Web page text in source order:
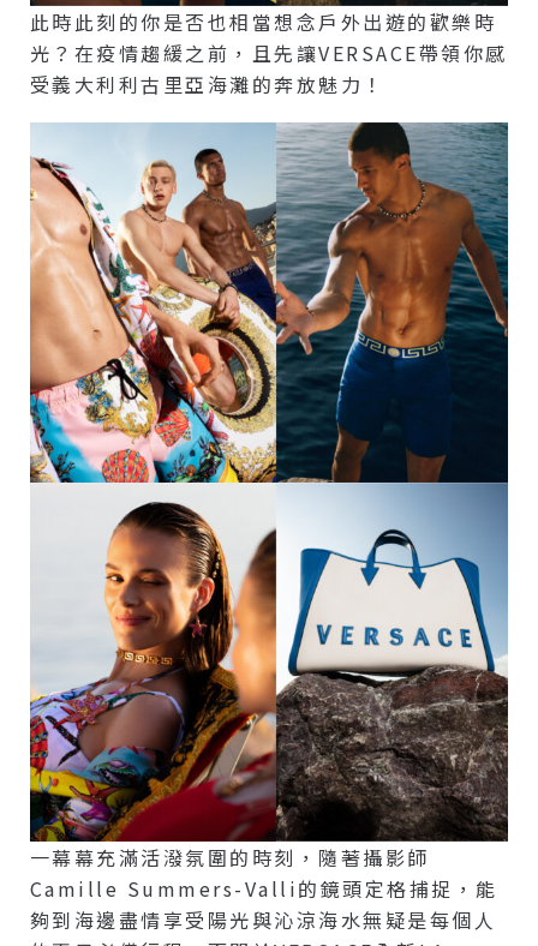
此時此刻的你是否也相當想念戶外出遊的歡樂時
光？在疫情趨緩之前，且先讓VERSACE帶領你感
受義大利利古里亞海灘的奔放魅力！
一幕幕充滿活潑氛圍的時刻，隨著攝影師
Camille Summers-Valli的鏡頭定格捕捉，能
夠到海邊盡情享受陽光與沁涼海水無疑是每個人